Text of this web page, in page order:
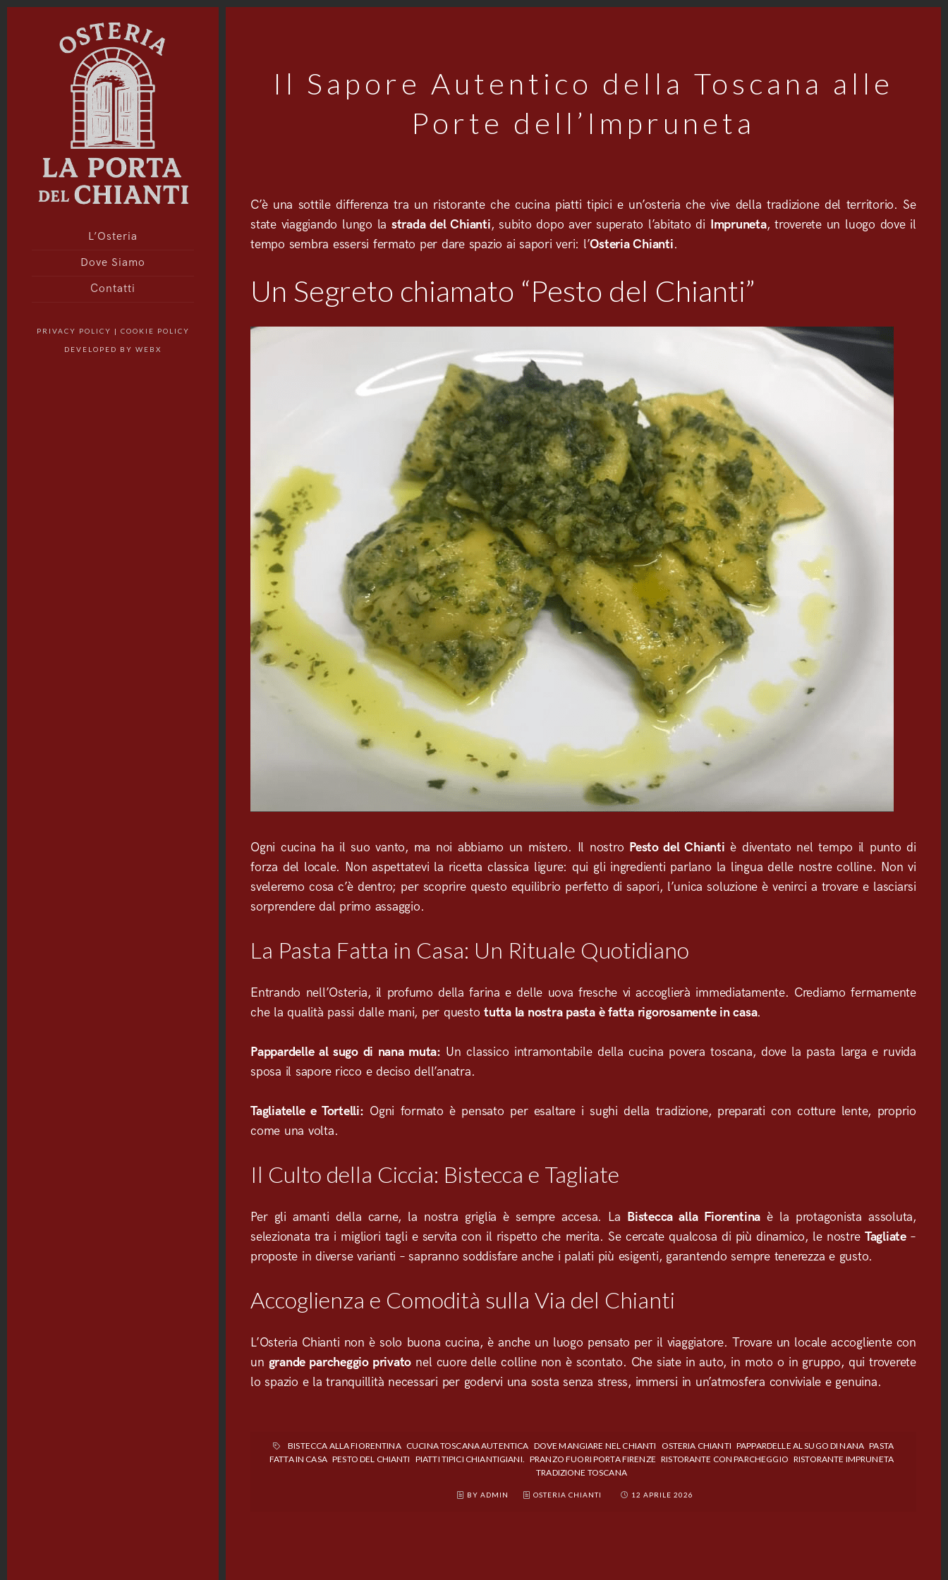
L’Osteria
Dove Siamo
Contatti
PRIVACY POLICY | COOKIE POLICY
DEVELOPED BY WEBX
Il Sapore Autentico della Toscana alle
Porte dell’Impruneta
C’è una sottile differenza tra un ristorante che cucina piatti tipici e un’osteria che vive della tradizione del territorio. Se
state viaggiando lungo la strada del Chianti, subito dopo aver superato l’abitato di Impruneta, troverete un luogo dove il
tempo sembra essersi fermato per dare spazio ai sapori veri: l’Osteria Chianti.
Un Segreto chiamato “Pesto del Chianti”
Ogni cucina ha il suo vanto, ma noi abbiamo un mistero. Il nostro Pesto del Chianti è diventato nel tempo il punto di
forza del locale. Non aspettatevi la ricetta classica ligure: qui gli ingredienti parlano la lingua delle nostre colline. Non vi
sveleremo cosa c’è dentro; per scoprire questo equilibrio perfetto di sapori, l’unica soluzione è venirci a trovare e lasciarsi
sorprendere dal primo assaggio.
La Pasta Fatta in Casa: Un Rituale Quotidiano
Entrando nell’Osteria, il profumo della farina e delle uova fresche vi accoglierà immediatamente. Crediamo fermamente
che la qualità passi dalle mani, per questotutta la nostra pasta è fatta rigorosamente in casa.
Pappardelle al sugo di nana muta: Un classico intramontabile della cucina povera toscana, dove la pasta larga e ruvida
sposa il sapore ricco e deciso dell’anatra.
Tagliatelle e Tortelli: Ogni formato è pensato per esaltare i sughi della tradizione, preparati con cotture lente, proprio
come una volta.
Il Culto della Ciccia: Bistecca e Tagliate
Per gli amanti della carne, la nostra griglia è sempre accesa. La Bistecca alla Fiorentina è la protagonista assoluta,
selezionata tra i migliori tagli e servita con il rispetto che merita. Se cercate qualcosa di più dinamico, le nostre Tagliate–
proposte in diverse varianti – sapranno soddisfare anche i palati più esigenti, garantendo sempre tenerezza e gusto.
Accoglienza e Comodità sulla Via del Chianti
L’Osteria Chianti non è solo buona cucina, è anche un luogo pensato per il viaggiatore. Trovare un locale accogliente con
un grande parcheggio privato nel cuore delle colline non è scontato. Che siate in auto, in moto o in gruppo, qui troverete
lo spazio e la tranquillità necessari per godervi una sosta senza stress, immersi in un’atmosfera conviviale e genuina.
BISTECCA ALLA FIORENTINA CUCINA TOSCANA AUTENTICA DOVE MANGIARE NEL CHIANTI OSTERIA CHIANTI PAPPARDELLE AL SUGO DI NANA PASTA
FATTA IN CASA PESTO DEL CHIANTI PIATTI TIPICI CHIANTIGIANI. PRANZO FUORI PORTA FIRENZE RISTORANTE CON PARCHEGGIO RISTORANTE IMPRUNETA
TRADIZIONE TOSCANA
BY ADMIN OSTERIA CHIANTI 12 APRILE 2026